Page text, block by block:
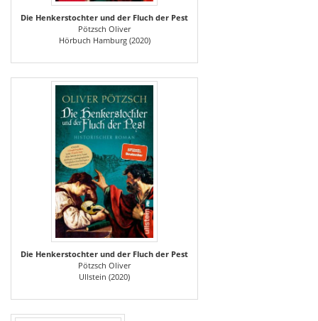
Die Henkerstochter und der Fluch der Pest
Pötzsch Oliver
Hörbuch Hamburg (2020)
Die Henkerstochter und der Fluch der Pest
Pötzsch Oliver
Ullstein (2020)